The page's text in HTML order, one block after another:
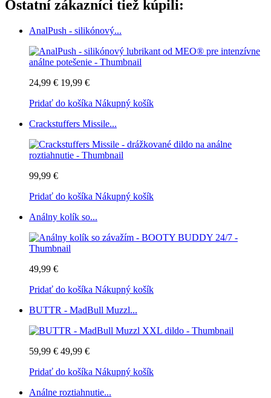
Ostatní zákazníci tiež kúpili:
AnalPush - silikónový...
24,99 € 19,99 €
Pridať do košíka Nákupný košík
Crackstuffers Missile...
99,99 €
Pridať do košíka Nákupný košík
Análny kolík so...
49,99 €
Pridať do košíka Nákupný košík
BUTTR - MadBull Muzzl...
59,99 € 49,99 €
Pridať do košíka Nákupný košík
Análne roztiahnutie...